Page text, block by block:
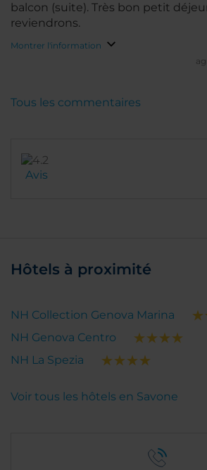
balcon (suite). Très bon petit
reviendrons.
Montrer l'information
Avis
Tous les commentaires
Hôtels à proximité
NH Collection Genova Marina
NH Genova Centro
NH La Spezia
Voir tous les hôtels en Savone